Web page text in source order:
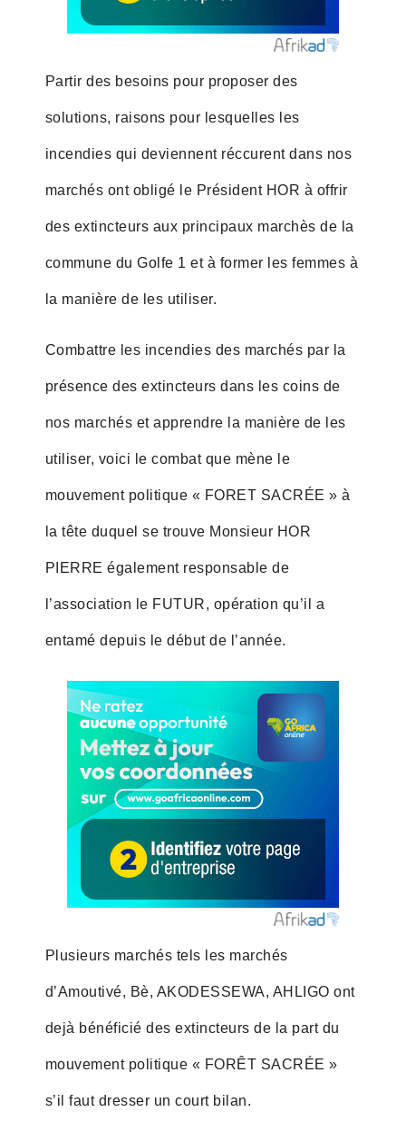
Partir des besoins pour proposer des
solutions, raisons pour lesquelles les
incendies qui deviennent réccurent dans nos
marchés ont obligé le Président HOR à offrir
des extincteurs aux principaux marchès de la
commune du Golfe 1 et à former les femmes à
la manière de les utiliser.
Combattre les incendies des marchés par la
présence des extincteurs dans les coins de
nos marchés et apprendre la manière de les
utiliser, voici le combat que mène le
mouvement politique « FORET SACRÉE » à
la tête duquel se trouve Monsieur HOR
PIERRE également responsable de
l’association le FUTUR, opération qu’il a
entamé depuis le début de l’année.
Plusieurs marchés tels les marchés
d’Amoutivé, Bè, AKODESSEWA, AHLIGO ont
dejà bénéficié des extincteurs de la part du
mouvement politique « FORÊT SACRÉE »
s’il faut dresser un court bilan.